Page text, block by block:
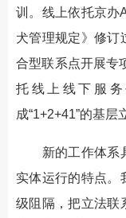
训。线上依托京办
犬管理规定》修订
合型联系点开展专
托线上线下服
成“1+2+41”的基层
新的工作体系具
实体运行的特点。
级阻隔，把立法联